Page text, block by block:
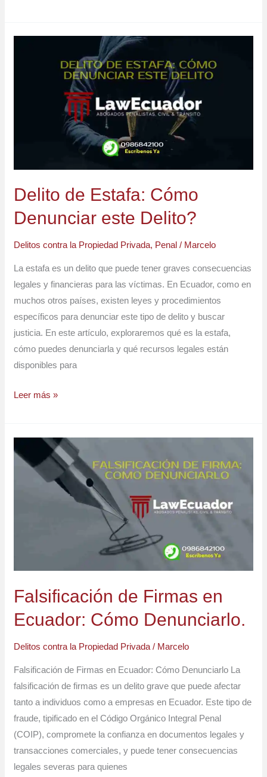
Delito de Estafa: Cómo
Denunciar este Delito?
Delitos contra la Propiedad Privada, Penal / Marcelo
La estafa es un delito que puede tener graves consecuencias
legales y financieras para las víctimas. En Ecuador, como en
muchos otros países, existen leyes y procedimientos
específicos para denunciar este tipo de delito y buscar
justicia. En este artículo, exploraremos qué es la estafa,
cómo puedes denunciarla y qué recursos legales están
disponibles para
Leer más »
Falsificación de Firmas en
Ecuador: Cómo Denunciarlo.
Delitos contra la Propiedad Privada / Marcelo
Falsificación de Firmas en Ecuador: Cómo Denunciarlo La
falsificación de firmas es un delito grave que puede afectar
tanto a individuos como a empresas en Ecuador. Este tipo de
fraude, tipificado en el Código Orgánico Integral Penal
(COIP), compromete la confianza en documentos legales y
transacciones comerciales, y puede tener consecuencias
legales severas para quienes
Falsificación
de
Firmas